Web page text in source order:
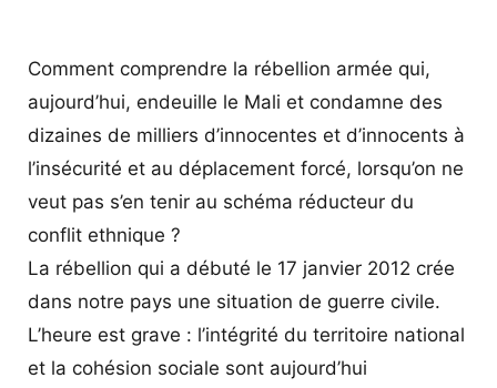
Comment comprendre la rébellion armée qui,
aujourd’hui, endeuille le Mali et condamne des
dizaines de milliers d’innocentes et d’innocents à
l’insécurité et au déplacement forcé, lorsqu’on ne
veut pas s’en tenir au schéma réducteur du
conflit ethnique ?
La rébellion qui a débuté le 17 janvier 2012 crée
dans notre pays une situation de guerre civile.
L’heure est grave : l’intégrité du territoire national
et la cohésion sociale sont aujourd’hui